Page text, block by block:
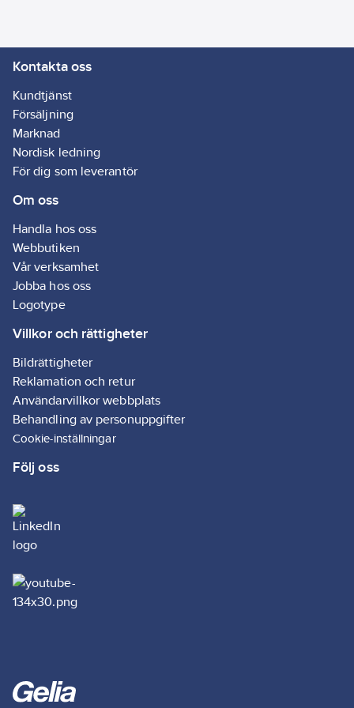
Kontakta oss
Kundtjänst
Försäljning
Marknad
Nordisk ledning
För dig som leverantör
Om oss
Handla hos oss
Webbutiken
Vår verksamhet
Jobba hos oss
Logotype
Villkor och rättigheter
Bildrättigheter
Reklamation och retur
Användarvillkor webbplats
Behandling av personuppgifter
Cookie-inställningar
Följ oss